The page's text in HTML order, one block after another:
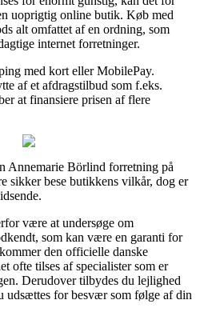
uoprigtig online butik. Køb med
alt omfattet af en ordning, som
internet forretninger.
med kort eller MobilePay.
af et afdragstilbud som f.eks.
at finansiere prisen af flere
Annemarie Börlind forretning på
sikker bese butikkens vilkår, dog er
være at undersøge om
som kan være en garanti for
den officielle danske
ofte tilses af specialister som er
Derudover tilbydes du lejlighed
for besvær som følge af din